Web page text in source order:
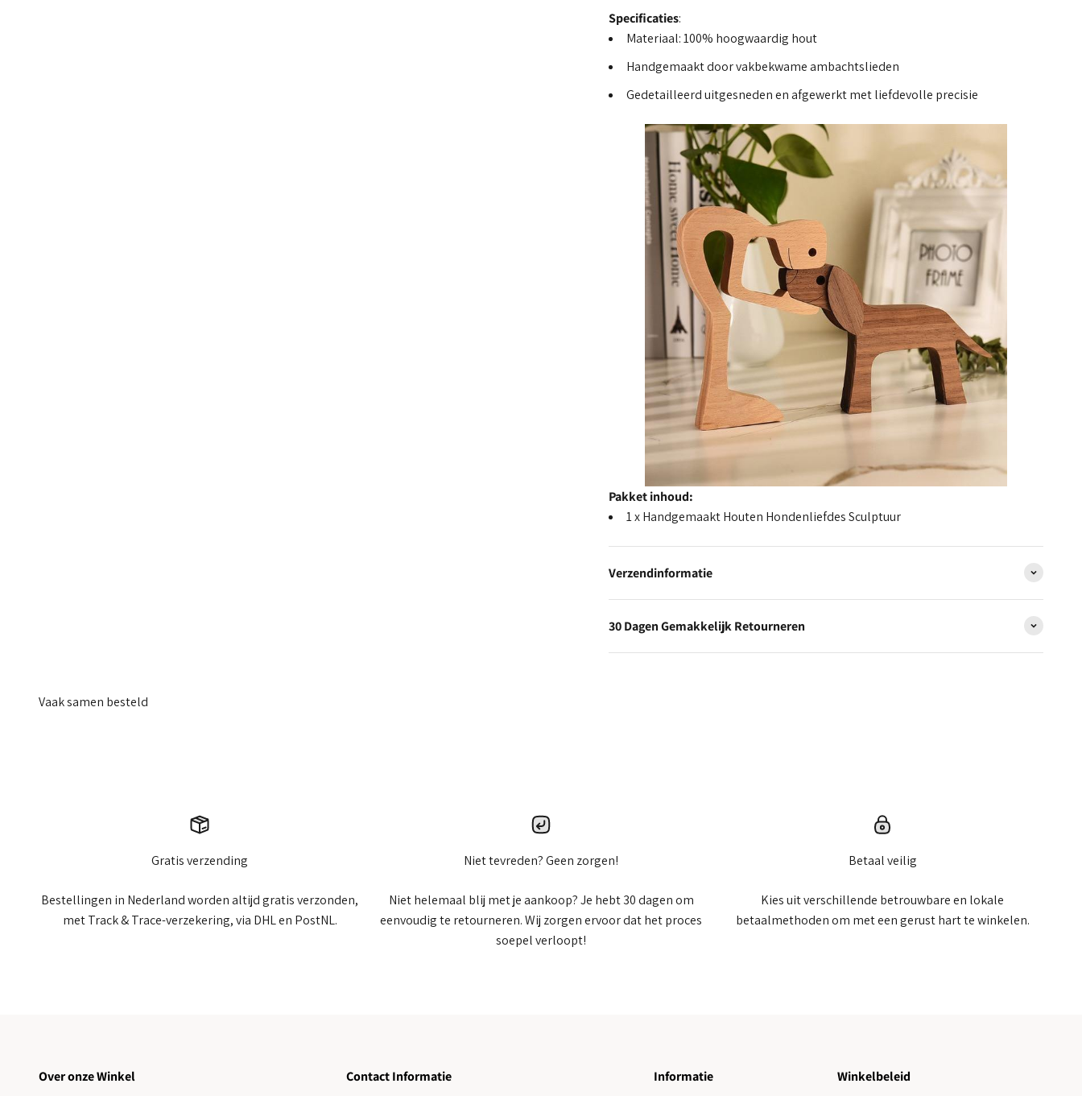
Specificaties:
Materiaal: 100% hoogwaardig hout
Handgemaakt door vakbekwame ambachtslieden
Gedetailleerd uitgesneden en afgewerkt met liefdevolle precisie
Pakket inhoud:
1 x Handgemaakt Houten Hondenliefdes Sculptuur
Verzendinformatie
30 Dagen Gemakkelijk Retourneren
Gratis verzending
Bestellingen in Nederland worden altijd gratis verzonden,
met Track & Trace-verzekering, via DHL en PostNL.
Niet tevreden? Geen zorgen!
Niet helemaal blij met je aankoop? Je hebt 30 dagen om
eenvoudig te retourneren. Wij zorgen ervoor dat het proces
soepel verloopt!
Betaal veilig
Kies uit verschillende betrouwbare en lokale
betaalmethoden om met een gerust hart te winkelen.
Over onze Winkel Contact Informatie Informatie Winkelbeleid